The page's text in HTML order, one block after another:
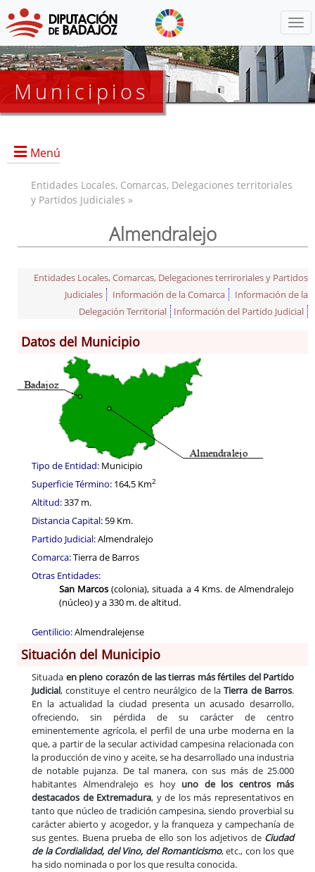
Municipios
Menú
Información General
Historia
Monumentos
Gastronomía
Turismo
Población
Corporación
Correo-e gratis
Radio en Internet
Códigos para FACe
Entidades Locales, Comarcas, Delegaciones territoriales
y Partidos Judiciales »
Almendralejo
Entidades Locales, Comarcas, Delegaciones terriroriales y Partidos
Judiciales
Información de la Comarca
Información de la
Delegación Territorial
Información del Partido Judicial
Datos del Municipio
Tipo de Entidad: Municipio
Superficie Término: 164,5 Km2
Altitud:337 m.
Distancia Capital: 59 Km.
Partido Judicial:Almendralejo
Comarca:Tierra de Barros
Otras Entidades:
San Marcos (colonia), situada a 4 Kms. de Almendralejo
(núcleo) y a 330 m. de altitud.
Gentilicio:Almendralejense
Situación del Municipio
Situada en pleno corazón de las tierras más fértiles del Partido
Judicial, constituye el centro neurálgico de laTierra de Barros.
En la actualidad la ciudad presenta un acusado desarrollo,
ofreciendo, sin pérdida de su carácter de centro
eminentemente agrícola, el perfil de una urbe moderna en la
que, a partir de la secular actividad campesina relacionada con
la producción de vino y aceite, se ha desarrollado una industria
de notable pujanza. De tal manera, con sus más de 25.000
habitantes Almendralejo es hoy uno de los centros más
destacados de Extremadura, y de los más representativos en
tanto que núcleo de tradición campesina, siendo proverbial su
carácter abierto y acogedor, y la franqueza y campechanía de
sus gentes. Buena prueba de ello son los adjetivos de Ciudad
de la Cordialidad, del Vino, del Romanticismo, etc., con los que
ha sido nominada o por los que resulta conocida.